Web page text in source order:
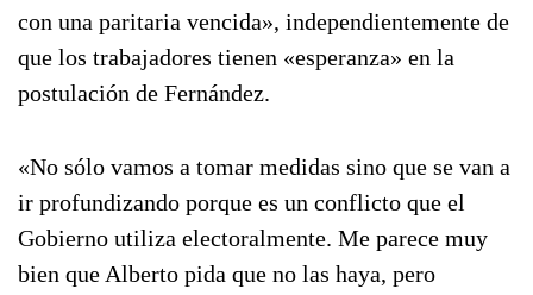
con una paritaria vencida», independientemente de
que los trabajadores tienen «esperanza» en la
postulación de Fernández.
«No sólo vamos a tomar medidas sino que se van a
ir profundizando porque es un conflicto que el
Gobierno utiliza electoralmente. Me parece muy
bien que Alberto pida que no las haya, pero